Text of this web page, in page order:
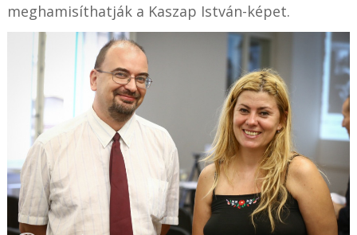
meghamisíthatják a Kaszap István-képet.